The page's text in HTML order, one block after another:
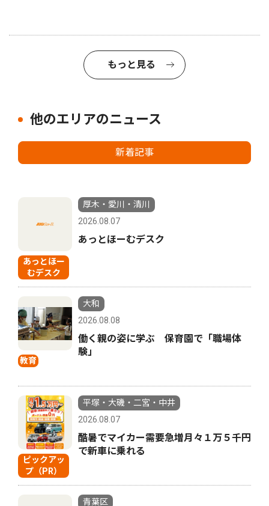
もっと見る
他のエリアのニュース
新着記事
あっとほー
むデスク
厚木・愛川・清川
2026.08.07
あっとほーむデスク
教育
大和
2026.08.08
働く親の姿に学ぶ 保育園で「職場体
験」
ピックアッ
プ（PR）
平塚・大磯・二宮・中井
2026.08.07
酷暑でマイカー需要急増月々１万５千円
で新車に乗れる
青葉区